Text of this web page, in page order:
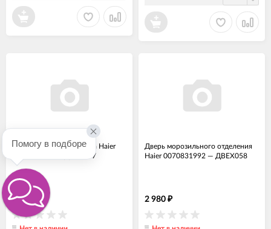
Дверь для холодильника Haier
ДВЕХ057
2 200
Дверь морозильного отделения
Haier 0070831992 — ДВЕХ058
2 980 ₽
Помогу в подборе